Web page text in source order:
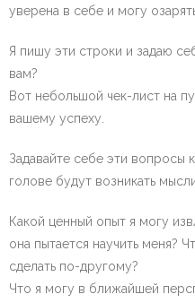
уверена в себе и могу
Я пишу эти строки и задаю
вам?
Вот небольшой чек-лист на
вашему успеху.
Задавайте себе эти вопросы
голове будут возникать
Какой ценный опыт я могу
она пытается научить меня?
сделать по-другому?
Что я могу в ближайшей